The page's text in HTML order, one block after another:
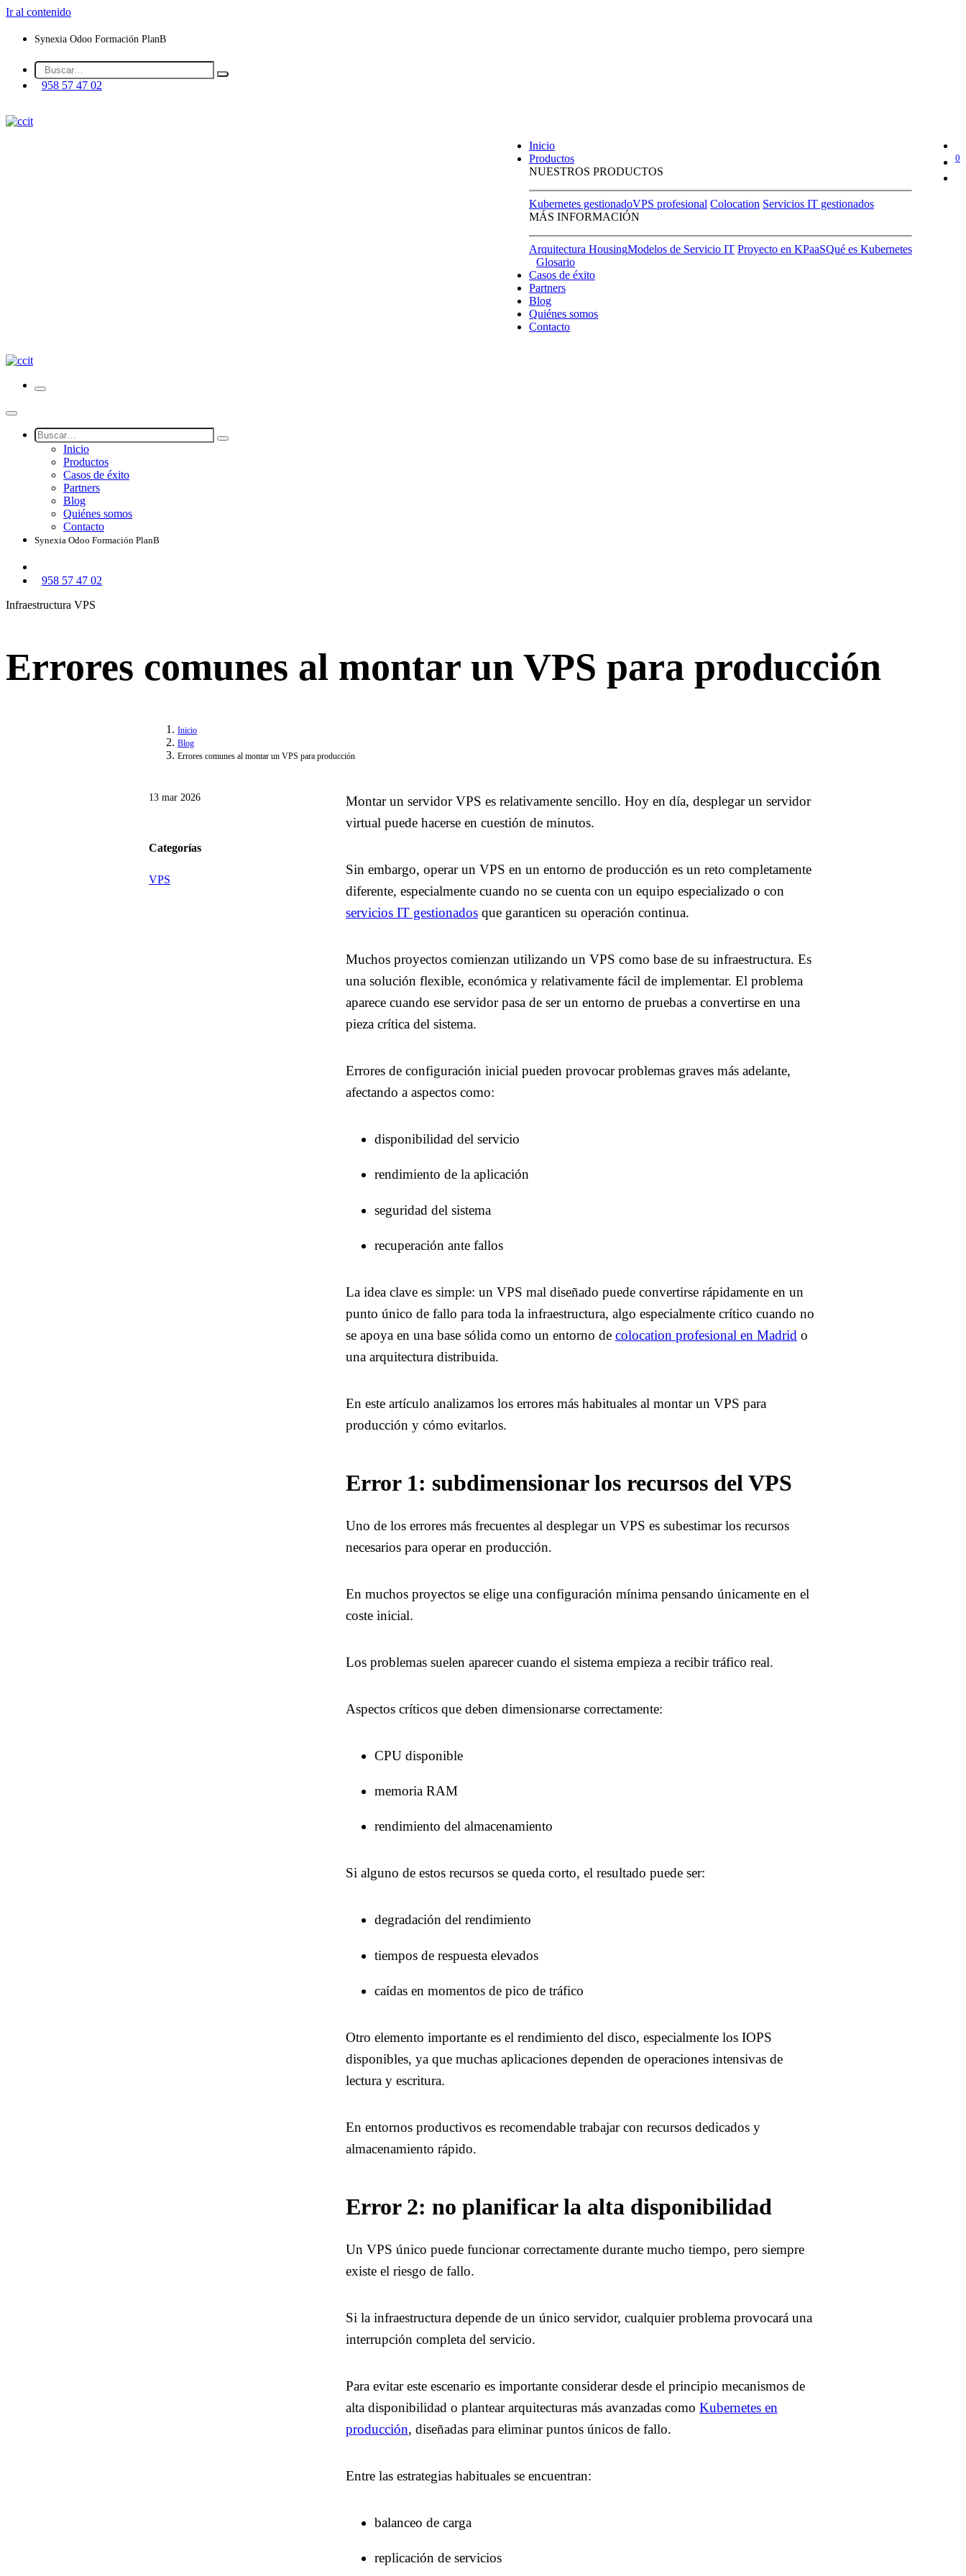
Ir al contenido
Synexia Odoo Formación PlanB
958 57 47 02
0
Inicio
Productos
NUESTROS PRODUCTOS
Kubernetes gestionadoVPS profesional Colocation Servicios IT gestionados
MÁS INFORMACIÓN
Arquitectura HousingModelos de Servicio IT Proyecto en KPaaSQué es Kubernetes
Glosario
Casos de éxito
Partners
Blog
Quiénes somos
Contacto
Inicio
Productos
Casos de éxito
Partners
Blog
Quiénes somos
Contacto
Synexia Odoo Formación PlanB
958 57 47 02
Infraestructura VPS
Errores comunes al montar un VPS para producción
Inicio
Blog
Errores comunes al montar un VPS para producción
13 mar 2026
Categorías
VPS
Montar un servidor VPS es relativamente sencillo. Hoy en día, desplegar un servidor
virtual puede hacerse en cuestión de minutos.
Sin embargo, operar un VPS en un entorno de producción es un reto completamente
diferente, especialmente cuando no se cuenta con un equipo especializado o con
servicios IT gestionados que garanticen su operación continua.
Muchos proyectos comienzan utilizando un VPS como base de su infraestructura. Es
una solución flexible, económica y relativamente fácil de implementar. El problema
aparece cuando ese servidor pasa de ser un entorno de pruebas a convertirse en una
pieza crítica del sistema.
Errores de configuración inicial pueden provocar problemas graves más adelante,
afectando a aspectos como:
disponibilidad del servicio
rendimiento de la aplicación
seguridad del sistema
recuperación ante fallos
La idea clave es simple: un VPS mal diseñado puede convertirse rápidamente en un
punto único de fallo para toda la infraestructura, algo especialmente crítico cuando no
se apoya en una base sólida como un entorno de colocation profesional en Madrid o
una arquitectura distribuida.
En este artículo analizamos los errores más habituales al montar un VPS para
producción y cómo evitarlos.
Error 1: subdimensionar los recursos del VPS
Uno de los errores más frecuentes al desplegar un VPS es subestimar los recursos
necesarios para operar en producción.
En muchos proyectos se elige una configuración mínima pensando únicamente en el
coste inicial.
Los problemas suelen aparecer cuando el sistema empieza a recibir tráfico real.
Aspectos críticos que deben dimensionarse correctamente:
CPU disponible
memoria RAM
rendimiento del almacenamiento
Si alguno de estos recursos se queda corto, el resultado puede ser:
degradación del rendimiento
tiempos de respuesta elevados
caídas en momentos de pico de tráfico
Otro elemento importante es el rendimiento del disco, especialmente los IOPS
disponibles, ya que muchas aplicaciones dependen de operaciones intensivas de
lectura y escritura.
En entornos productivos es recomendable trabajar con recursos dedicados y
almacenamiento rápido.
Error 2: no planificar la alta disponibilidad
Un VPS único puede funcionar correctamente durante mucho tiempo, pero siempre
existe el riesgo de fallo.
Si la infraestructura depende de un único servidor, cualquier problema provocará una
interrupción completa del servicio.
Para evitar este escenario es importante considerar desde el principio mecanismos de
alta disponibilidad o plantear arquitecturas más avanzadas como Kubernetes en
producción, diseñadas para eliminar puntos únicos de fallo.
Entre las estrategias habituales se encuentran:
balanceo de carga
replicación de servicios